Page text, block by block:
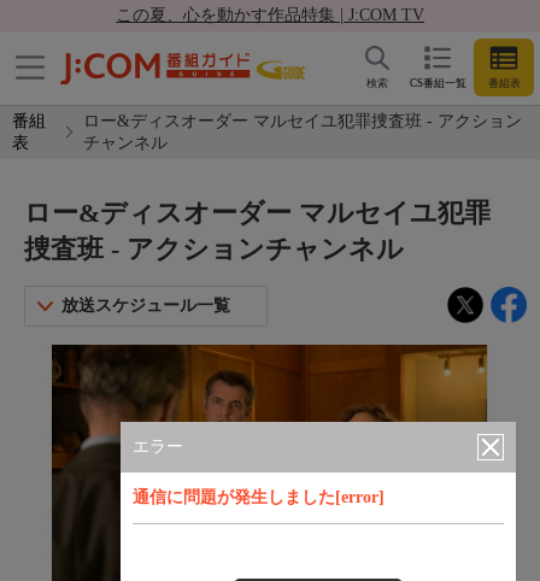
この夏、心を動かす作品特集 | J:COM TV
CS番組一覧 番組表
検索
番組
表
ロー&ディスオーダー マルセイユ犯罪捜査班 - アクション
チャンネル
エラー
通信に問題が発生しました[error]
ロー&ディスオーダー マルセイユ犯罪
捜査班 - アクションチャンネル
放送スケジュール一覧